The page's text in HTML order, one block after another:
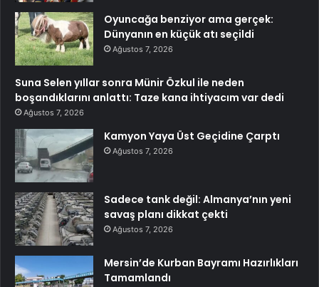
Oyuncağa benziyor ama gerçek:
Dünyanın en küçük atı seçildi
Ağustos 7, 2026
Suna Selen yıllar sonra Münir Özkul ile neden
boşandıklarını anlattı: Taze kana ihtiyacım var dedi
Ağustos 7, 2026
Kamyon Yaya Üst Geçidine Çarptı
Ağustos 7, 2026
Sadece tank değil: Almanya’nın yeni
savaş planı dikkat çekti
Ağustos 7, 2026
Mersin’de Kurban Bayramı Hazırlıkları
Tamamlandı